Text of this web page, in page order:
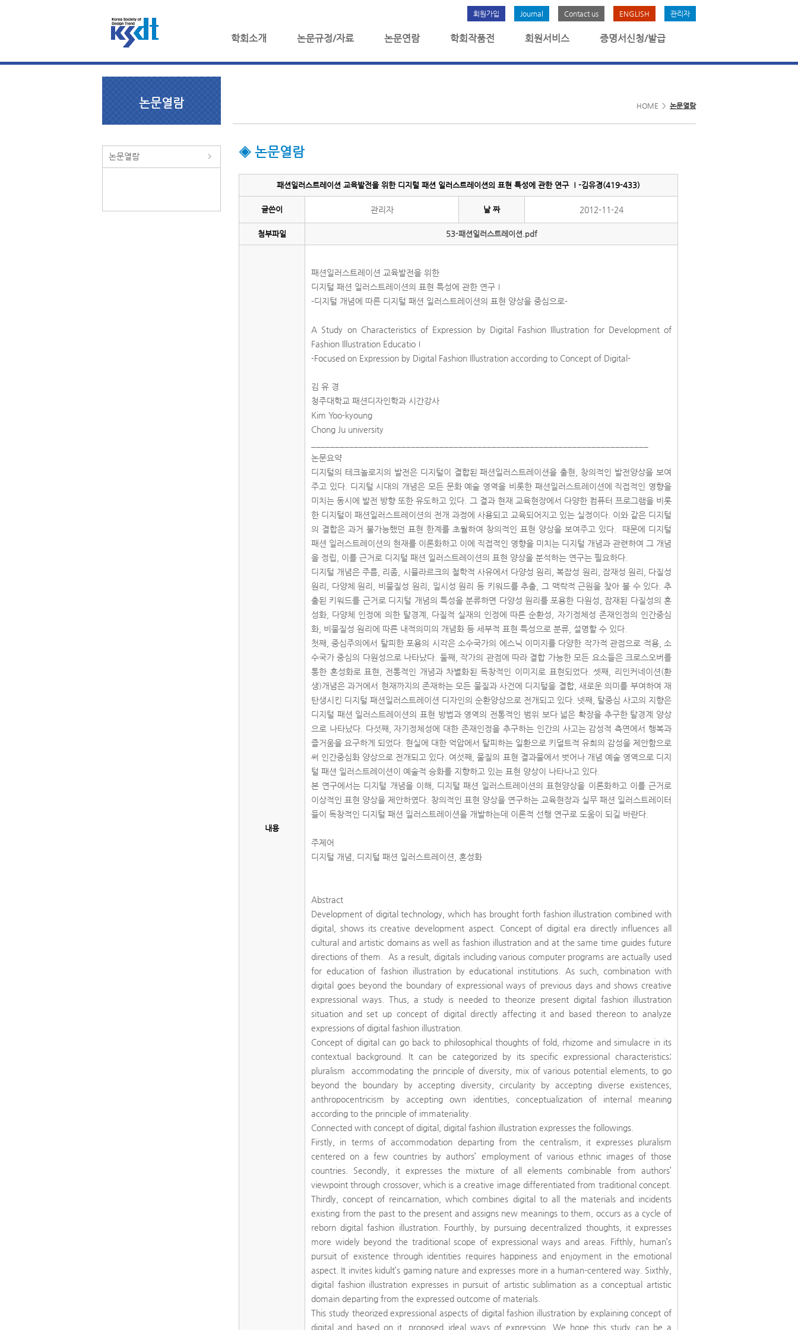
회원가입 Journal Contact us ENGLISH 관리자
학회소개 논문규정/자료 논문연람 학회작품전 회원서비스 증명서신청/발급
논문열람
논문열람
HOME > 논문열람
◈ 논문열람
패션일러스트레이션 교육발전을 위한 디지털 패션 일러스트레이션의 표현 특성에 관한 연구 Ⅰ-김유경(419-433)
글쓴이 관리자 날 짜 2012-11-24
첨부파일 53-패션일러스트레이션.pdf
내용
패션일러스트레이션 교육발전을 위한
디지털 패션 일러스트레이션의 표현 특성에 관한 연구Ⅰ
-디지털 개념에 따른 디지털 패션 일러스트레이션의 표현 양상을 중심으로-
A Study on Characteristics of Expression by Digital Fashion Illustration for Development of
Fashion Illustration EducatioⅠ
-Focused on Expression by Digital Fashion Illustration according to Concept of Digital-
김 유 경
청주대학교 패션디자인학과 시간강사
Kim Yoo-kyoung
Chong Ju university
논문요약
디지털의 테크놀로지의 발전은 디지털이 결합된 패션일러스트레이션을 출현, 창의적인 발전양상을 보여
주고 있다. 디지털 시대의 개념은 모든 문화 예술 영역을 비롯한 패션일러스트레이션에 직접적인 영향을
미치는 동시에 발전 방향 또한 유도하고 있다. 그 결과 현재 교육현장에서 다양한 컴퓨터 프로그램을 비롯
한 디지털이 패션일러스트레이션의 전개 과정에 사용되고 교육되어지고 있는 실정이다. 이와 같은 디지털
의 결합은 과거 불가능했던 표현 한계를 초월하여 창의적인 표현 양상을 보여주고 있다. 때문에 디지털
패션 일러스트레이션의 현재를 이론화하고 이에 직접적인 영향을 미치는 디지털 개념과 관련하여 그 개념
을 정립, 이를 근거로 디지털 패션 일러스트레이션의 표현 양상을 분석하는 연구는 필요하다.
디지털 개념은 주름, 리좀, 시뮬라르크의 철학적 사유에서 다양성 원리, 복잡성 원리, 잠재성 원리, 다질성
원리, 다양체 원리, 비물질성 원리, 일시성 원리 등 키워드를 추출, 그 맥락적 근원을 찾아 볼 수 있다. 추
출된 키워드를 근거로 디지털 개념의 특성을 분류하면 다양성 원리를 포용한 다원성, 잠재된 다질성의 혼
성화, 다양체 인정에 의한 탈경계, 다질적 실재의 인정에 따른 순환성, 자기정체성 존재인정의 인간중심
화, 비물질성 원리에 따른 내적의미의 개념화 등 세부적 표현 특성으로 분류, 설명할 수 있다.
첫째, 중심주의에서 탈피한 포용의 시각은 소수국가의 에스닉 이미지를 다양한 작가적 관점으로 적용, 소
수국가 중심의 다원성으로 나타났다. 둘째, 작가의 관점에 따라 결합 가능한 모든 요소들은 크로스오버를
통한 혼성화로 표현, 전통적인 개념과 차별화된 독창적인 이미지로 표현되었다. 셋째, 리인커네이션(환
생)개념은 과거에서 현재까지의 존재하는 모든 물질과 사건에 디지털을 결합, 새로운 의미를 부여하여 재
탄생시킨 디지털 패션일러스트레이션 디자인의 순환양상으로 전개되고 있다. 넷째, 탈중심 사고의 지향은
디지털 패션 일러스트레이션의 표현 방법과 영역의 전통적인 범위 보다 넓은 확장을 추구한 탈경계 양상
으로 나타났다. 다섯째, 자기정체성에 대한 존재인정을 추구하는 인간의 사고는 감성적 측면에서 행복과
즐거움을 요구하게 되었다. 현실에 대한 억압에서 탈피하는 일환으로 키덜트적 유희의 감성을 제안함으로
써 인간중심화 양상으로 전개되고 있다. 여섯째, 물질의 표현 결과물에서 벗어나 개념 예술 영역으로 디지
털 패션 일러스트레이션이 예술적 승화를 지향하고 있는 표현 양상이 나타나고 있다.
본 연구에서는 디지털 개념을 이해, 디지털 패션 일러스트레이션의 표현양상을 이론화하고 이를 근거로
이상적인 표현 양상을 제안하였다. 창의적인 표현 양상을 연구하는 교육현장과 실무 패션 일러스트레이터
들이 독창적인 디지털 패션 일러스트레이션을 개발하는데 이론적 선행 연구로 도움이 되길 바란다.
주제어
디지털 개념, 디지털 패션 일러스트레이션, 혼성화
Abstract
Development of digital technology, which has brought forth fashion illustration combined with
digital, shows its creative development aspect. Concept of digital era directly influences all
cultural and artistic domains as well as fashion illustration and at the same time guides future
directions of them. As a result, digitals including various computer programs are actually used
for education of fashion illustration by educational institutions. As such, combination with
digital goes beyond the boundary of expressional ways of previous days and shows creative
expressional ways. Thus, a study is needed to theorize present digital fashion illustration
situation and set up concept of digital directly affecting it and based thereon to analyze
expressions of digital fashion illustration.
Concept of digital can go back to philosophical thoughts of fold, rhizome and simulacre in its
contextual background. It can be categorized by its specific expressional characteristics;
pluralism accommodating the principle of diversity, mix of various potential elements, to go
beyond the boundary by accepting diversity, circularity by accepting diverse existences,
anthropocentricism by accepting own identities, conceptualization of internal meaning
according to the principle of immateriality.
Connected with concept of digital, digital fashion illustration expresses the followings.
Firstly, in terms of accommodation departing from the centralism, it expresses pluralism
centered on a few countries by authors’ employment of various ethnic images of those
countries. Secondly, it expresses the mixture of all elements combinable from authors’
viewpoint through crossover, which is a creative image differentiated from traditional concept.
Thirdly, concept of reincarnation, which combines digital to all the materials and incidents
existing from the past to the present and assigns new meanings to them, occurs as a cycle of
reborn digital fashion illustration. Fourthly, by pursuing decentralized thoughts, it expresses
more widely beyond the traditional scope of expressional ways and areas. Fifthly, human’s
pursuit of existence through identities requires happiness and enjoyment in the emotional
aspect. It invites kidult’s gaming nature and expresses more in a human-centered way. Sixthly,
digital fashion illustration expresses in pursuit of artistic sublimation as a conceptual artistic
domain departing from the expressed outcome of materials.
This study theorized expressional aspects of digital fashion illustration by explaining concept of
digital and based on it, proposed ideal ways of expression. We hope this study can be a